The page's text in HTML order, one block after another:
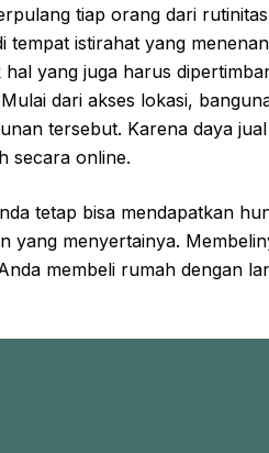
tiap orang dari
tempat istirahat yang
yang juga harus
dari akses lokasi,
tersebut. Karena daya
secara online.
tetap bisa mendapatkan
yang menyertainya.
membeli rumah dengan